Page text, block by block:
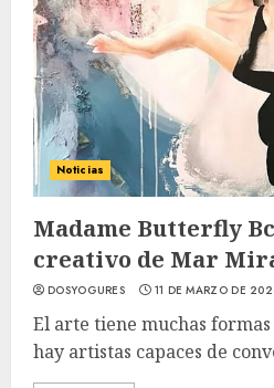
Noticias
Madame Butterfly
creativo de Mar
DOSYOGURES 11 DE MARZO DE
El arte tiene muchas
hay artistas capaces de